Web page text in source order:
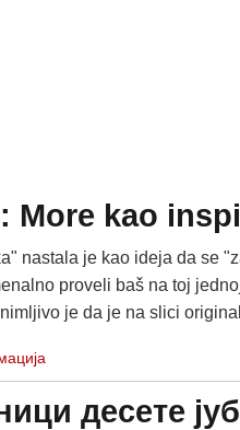
More kao
nastala je kao ideja da se
proveli baš na toj
je da je na slici
десете